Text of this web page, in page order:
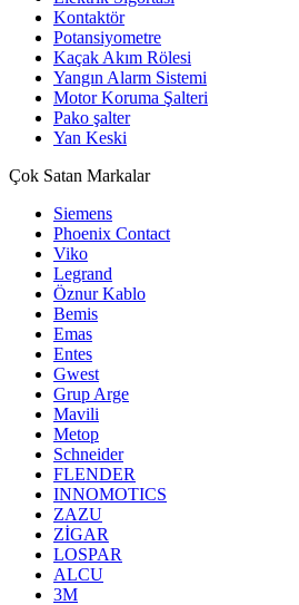
Kontaktör
Potansiyometre
Kaçak Akım Rölesi
Yangın Alarm Sistemi
Motor Koruma Şalteri
Pako şalter
Yan Keski
Çok Satan Markalar
Siemens
Phoenix Contact
Viko
Legrand
Öznur Kablo
Bemis
Emas
Entes
Gwest
Grup Arge
Mavili
Metop
Schneider
FLENDER
INNOMOTICS
ZAZU
ZİGAR
LOSPAR
ALCU
3M